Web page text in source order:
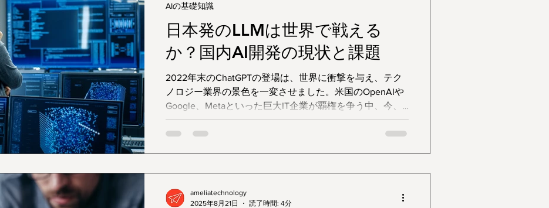
日本発のLLMは世界で戦える
か？国内AI開発の現状と課題
2022年末のChatGPTの登場は、世界に衝撃を与え、テク
ノロジー業界の景色を一変させました。米国のOpenAIや
Google、Metaといった巨大IT企業が覇権を争う中、今、
日本のAI開発も新たな局面を迎えています。
AIの基礎知識
ameliatechnology
2025年8月21日
読了時間: 4分